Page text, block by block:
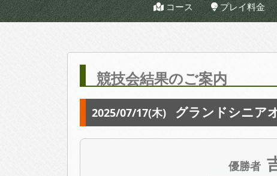
コース プレイ料金
競技会結果のご案内
2025/07/17(木) グランドシニア
優勝者